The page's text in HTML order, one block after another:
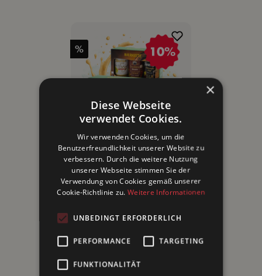
%
Bierkiste Doppelpack
Verkaufspreis:
19,62 € Regulärer Preis:
21,80 €(10% gespart)
%
×
Diese Webseite
verwendet Cookies.
Wir verwenden Cookies, um die
Benutzerfreundlichkeit unserer Website zu
verbessern. Durch die weitere Nutzung
unserer Webseite stimmen Sie der
Verwendung von Cookies gemäß unserer
Cookie-Richtlinie zu.Weitere Informationen
UNBEDINGT ERFORDERLICH
PERFORMANCE TARGETING
FUNKTIONALITÄT